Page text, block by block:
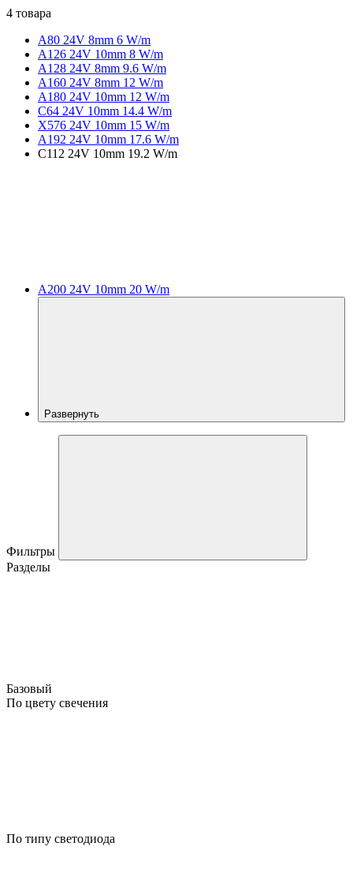
4 товара
A80 24V 8mm 6 W/m
A126 24V 10mm 8 W/m
A128 24V 8mm 9.6 W/m
A160 24V 8mm 12 W/m
A180 24V 10mm 12 W/m
C64 24V 10mm 14.4 W/m
X576 24V 10mm 15 W/m
A192 24V 10mm 17.6 W/m
C112 24V 10mm 19.2 W/m
A200 24V 10mm 20 W/m
Развернуть
Фильтры
Разделы
Базовый
По цвету свечения
По типу светодиода